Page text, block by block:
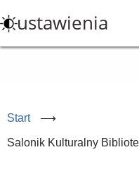
do
treści
ustawienia
Start ⟶
Salonik Kulturalny